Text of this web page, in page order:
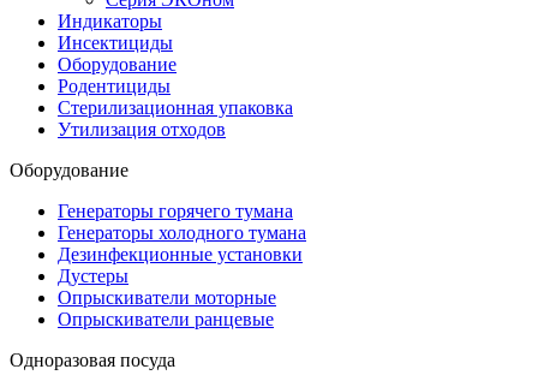
Индикаторы
Инсектициды
Оборудование
Родентициды
Стерилизационная упаковка
Утилизация отходов
Оборудование
Генераторы горячего тумана
Генераторы холодного тумана
Дезинфекционные установки
Дустеры
Опрыскиватели моторные
Опрыскиватели ранцевые
Одноразовая посуда